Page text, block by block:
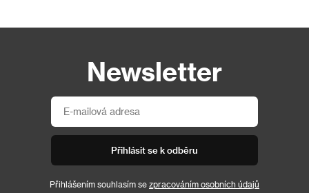
Newsletter
Přihlásit se k odběru
Přihlášením souhlasím se zpracováním osobních údajů